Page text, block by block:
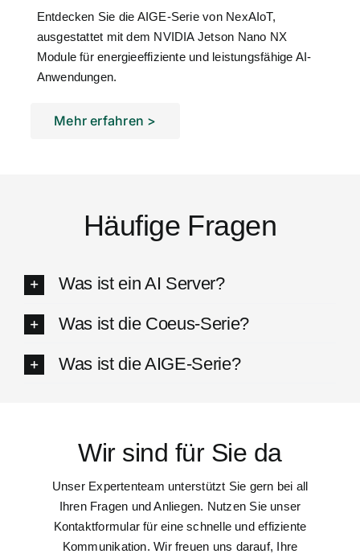
Entdecken Sie die AIGE-Serie von NexAIoT,
ausgestattet mit dem NVIDIA Jetson Nano NX
Module für energieeffiziente und leistungsfähige AI-
Anwendungen.
Mehr erfahren >
Häufige Fragen
Was ist ein AI Server?
Was ist die Coeus-Serie?
Was ist die AIGE-Serie?
Wir sind für Sie da
Unser Expertenteam unterstützt Sie gern bei all
Ihren Fragen und Anliegen. Nutzen Sie unser
Kontaktformular für eine schnelle und effiziente
Kommunikation. Wir freuen uns darauf, Ihre